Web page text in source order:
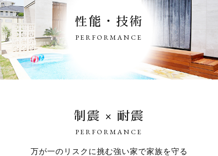
性能・技術
PERFORMANCE
制震 × 耐震
PERFORMANCE
万が一のリスクに挑む強い家で家族を守る